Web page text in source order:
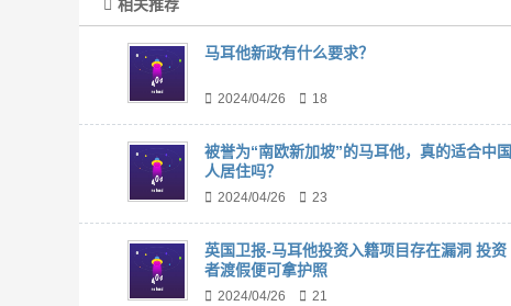
相关推荐
马耳他新政有什么要求？
2024/04/26 18
被誉为“南欧新加坡”的马耳他，真的适合中国
人居住吗？
2024/04/26 23
英国卫报-马耳他投资入籍项目存在漏洞 投资
者渡假便可拿护照
2024/04/26 21